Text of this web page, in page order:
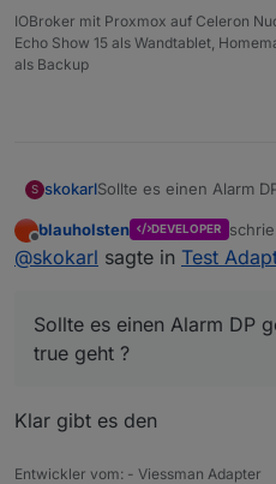
IOBroker mit Proxmox auf Celeron
Echo Show 15 als Wandtablet,
als Backup
S skokarlSollte es einen Alarm
Ich würde gerne die
abspielen sondern
Alarm gekriegt, aber
Offline
blauholsten DEVELOPER
@skokarl sagte in Test
Sollte es einen Alarm DP
true geht ?
Klar gibt es den
Entwickler vom: - Viessman Adapter